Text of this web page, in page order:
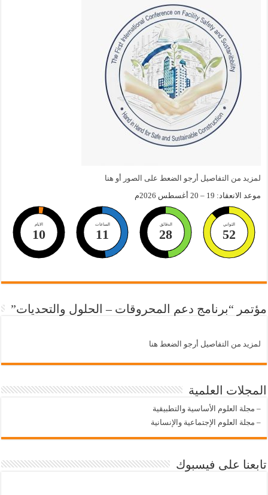
لمزيد من التفاصيل أرجو الضعط على الصور أو هنا
موعد الانعقاد: 19 – 20 أغسطس 2026م
الايام
10
الساعات
11
الدقائق
28
الثواني
52
مؤتمر “برنامج دعم المحروقات – الحلول والتحديات”
لمزيد من التفاصيل أرجو الضعط هنا
المجلات العلمية
– مجلة العلوم الأساسية والتطبيقية
– مجلة العلوم الإجتماعية والإنسانية
تابعنا على فيسبوك